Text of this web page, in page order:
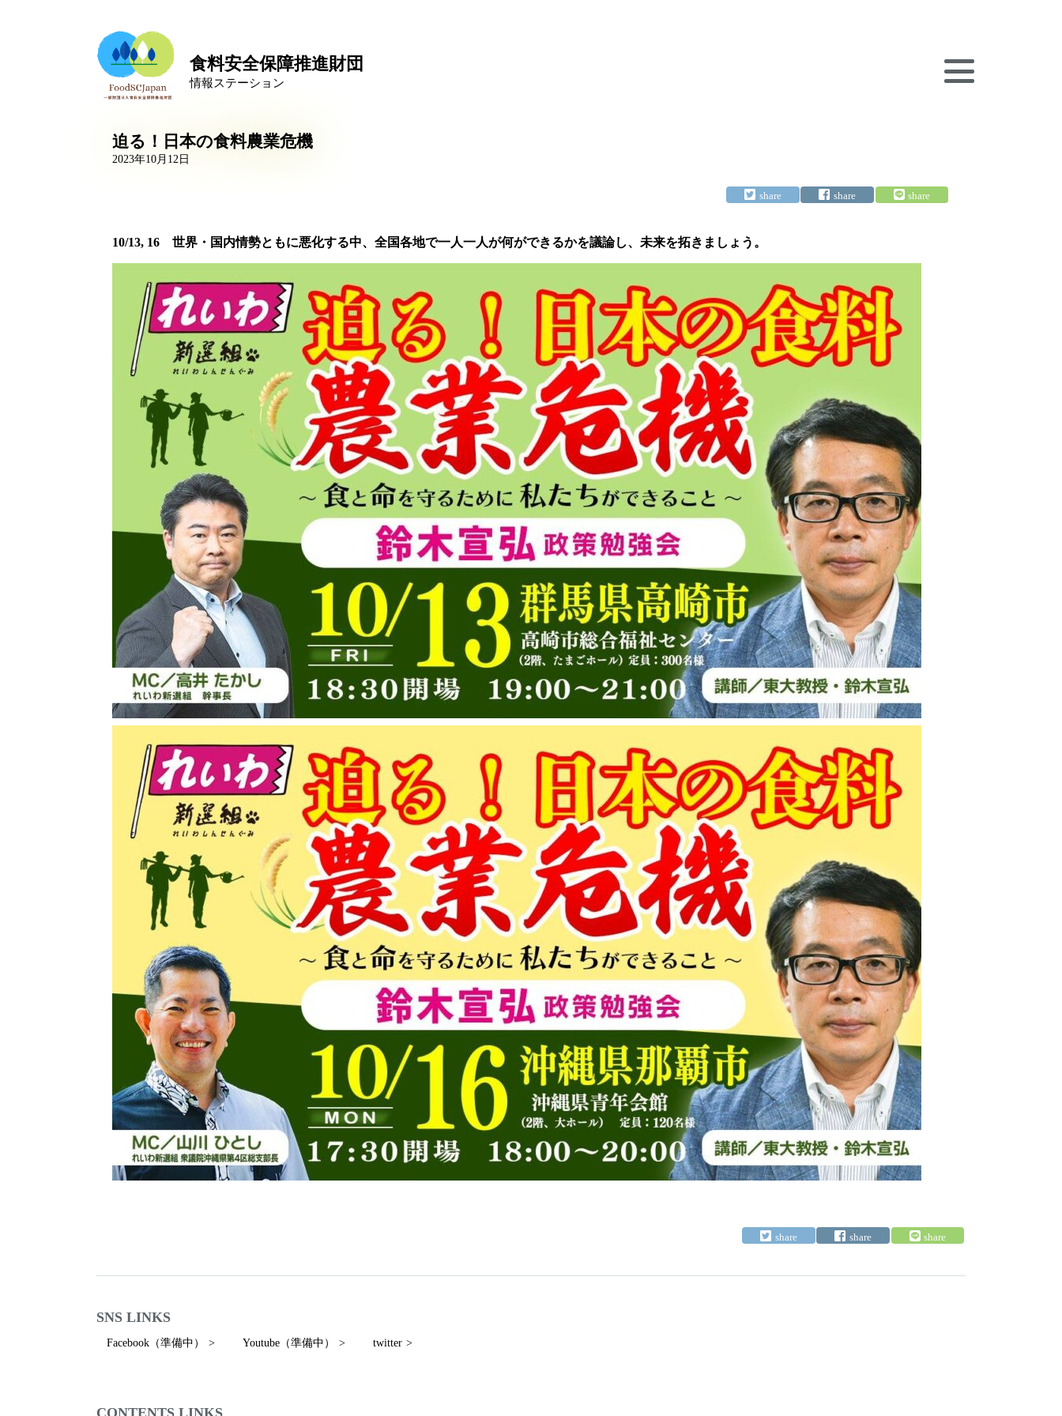
食料安全保障推進財団
情報ステーション
迫る！日本の食料農業危機
2023年10月12日
10/13, 16 世界・国内情勢ともに悪化する中、全国各地で一人一人が何ができるかを議論し、未来を拓きましょう。
SNS LINKS
Facebook（準備中） Youtube（準備中） twitter